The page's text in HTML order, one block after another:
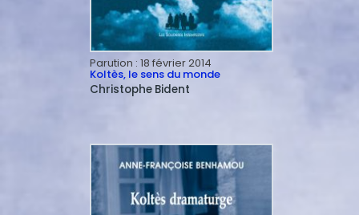
Parution : 18 février 2014
Koltès, le sens du monde
Christophe Bident